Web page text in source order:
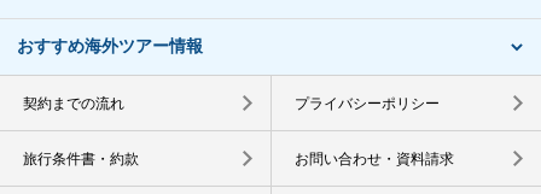
おすすめ海外ツアー情報
契約までの流れ プライバシーポリシー
旅行条件書・約款 お問い合わせ・資料請求